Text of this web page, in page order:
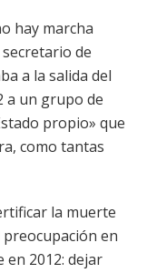
hay marcha
de
a la salida del
a un grupo de
propio» que
como tantas
la muerte
preocupación en
en 2012: dejar